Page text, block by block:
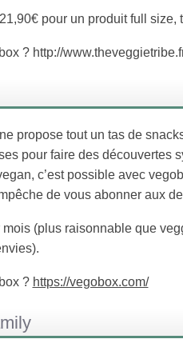
pour un produit full size,
? http://
propose tout un tas de
pour faire des découvertes
c’est possible avec
de vous abonner aux
mois (plus raisonnable que
? https://vegobox.com/